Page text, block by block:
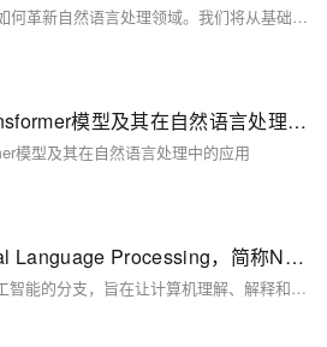
本文旨在揭示人工智能技术如何革新自然语言处理领域。我们将从基础的文本分析到复杂的情感识别，逐步深入探讨AI如何提升语言理解的准确性和效率。文章将通过实际代码示例，展示AI技术在自然语言处理中的应用，并讨论其对日常生活的潜在影响。读者将获得关于AI技术在理解和生成自然语言方面的实用知识，以及如何将这些技术应用于解决现实世界问题的见解。
探索深度学习中的Transformer模型及其在自然语言处理中的应用
模型及其在自然语言处理中的应用
自然语言处理（Natural Language Processing，简称NLP）
自然语言处理（NLP）是人工智能的分支，旨在让计算机理解、解释和生成人类语言。NLP的关键技术和应用包括语言模型、词嵌入、文本分类、命名实体识别、机器翻译、文本摘要、问答系统、情感分析、对话系统、文本生成和知识图谱等。随着深度学习的发展，NLP的应用日益广泛且效果不断提升。